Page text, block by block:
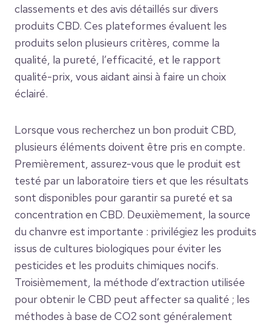
classements et des avis détaillés sur divers
produits CBD. Ces plateformes évaluent les
produits selon plusieurs critères, comme la
qualité, la pureté, l’efficacité, et le rapport
qualité-prix, vous aidant ainsi à faire un choix
éclairé.
Lorsque vous recherchez un bon produit CBD,
plusieurs éléments doivent être pris en compte.
Premièrement, assurez-vous que le produit est
testé par un laboratoire tiers et que les résultats
sont disponibles pour garantir sa pureté et sa
concentration en CBD. Deuxièmement, la source
du chanvre est importante : privilégiez les produits
issus de cultures biologiques pour éviter les
pesticides et les produits chimiques nocifs.
Troisièmement, la méthode d’extraction utilisée
pour obtenir le CBD peut affecter sa qualité ; les
méthodes à base de CO2 sont généralement